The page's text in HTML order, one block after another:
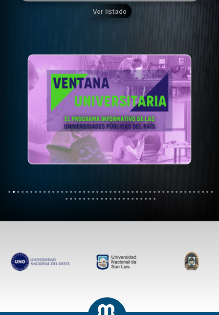
Ver listado